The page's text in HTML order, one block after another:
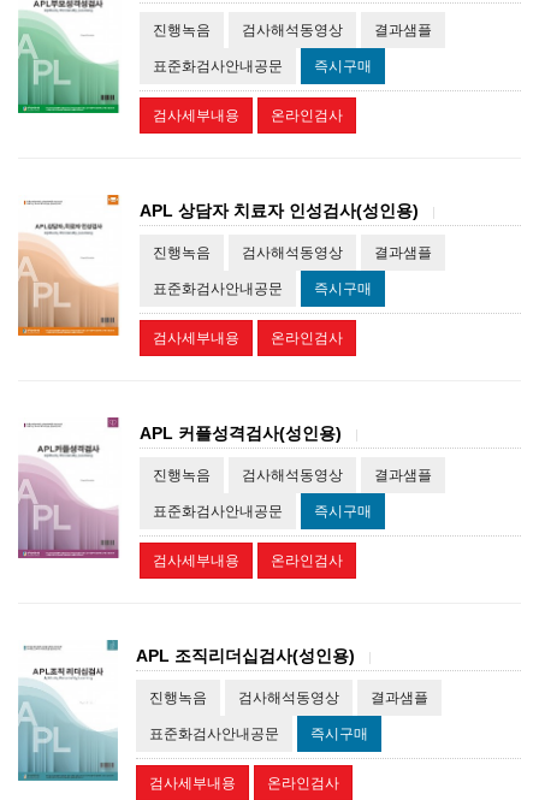
진행녹음 검사해석동영상 결과샘플
표준화검사안내공문 즉시구매
검사세부내용 온라인검사
APL 상담자 치료자 인성검사(성인용)
진행녹음 검사해석동영상 결과샘플
표준화검사안내공문 즉시구매
검사세부내용 온라인검사
APL 커플성격검사(성인용)
진행녹음 검사해석동영상 결과샘플
표준화검사안내공문 즉시구매
검사세부내용 온라인검사
APL 조직리더십검사(성인용)
진행녹음 검사해석동영상 결과샘플
표준화검사안내공문 즉시구매
검사세부내용 온라인검사